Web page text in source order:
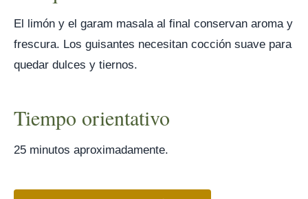
El limón y el garam masala al final conservan aroma y
frescura. Los guisantes necesitan cocción suave para
quedar dulces y tiernos.
Tiempo orientativo
25 minutos aproximadamente.